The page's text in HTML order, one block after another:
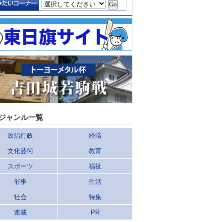
ャンル一覧
政治行政 経済
文化芸術 教育
スポーツ 福祉
催事 生活
社会 特集
連載 PR